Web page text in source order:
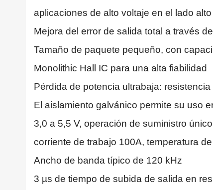
aplicaciones de alto voltaje en el lado alto
Mejora del error de salida total a través
Tamaño de paquete pequeño, con
Monolithic Hall IC para una alta fiabilidad
Pérdida de potencia ultrabaja:
El aislamiento galvánico permite su uso
3,0 a 5,5 V, operación de suministro único
corriente de trabajo 100A, temperatura
Ancho de banda típico de 120 kHz
3 µs de tiempo de subida de salida en